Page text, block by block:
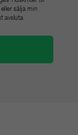
sälja min
avsluta